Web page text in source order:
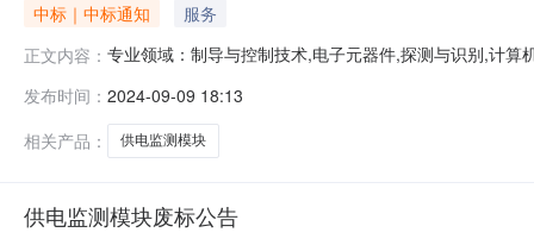
中标｜中标通知
服务
正文内容： 专业领域：制导与控制技术,电子元器件,探测与识别,计
价文件要求，按照总报价从低到高顺序排列如下：1.西
15651726312邮编
发布时间： 2024-09-09 18:13
相关产品：
供电监测模块
供电监测模块废标公告